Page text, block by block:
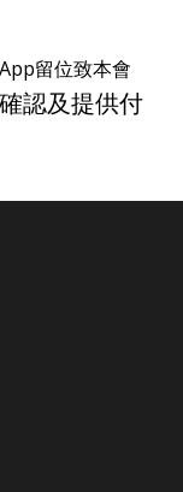
留位致本會
認及提供付